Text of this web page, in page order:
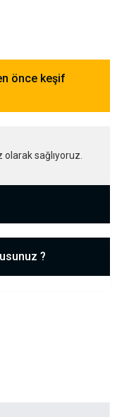
önce keşif
sağlıyoruz.
?